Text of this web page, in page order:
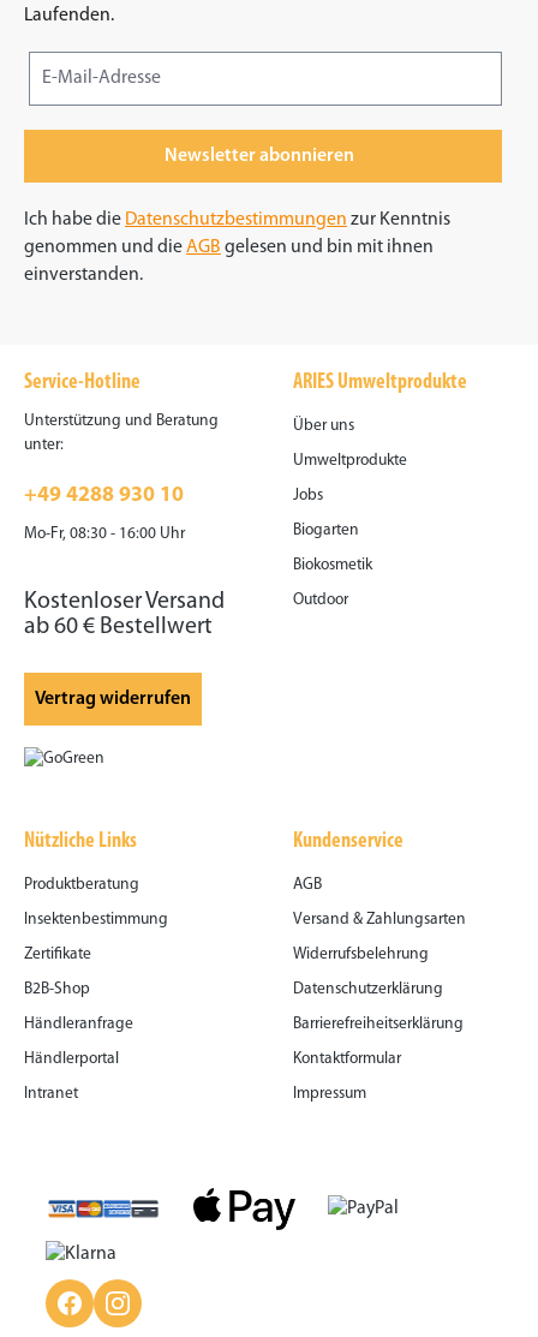
Laufenden.
Newsletter abonnieren
Ich habe die Datenschutzbestimmungen zur Kenntnis
genommen und dieAGB gelesen und bin mit ihnen
einverstanden.
Service-Hotline
Unterstützung und Beratung
unter:
+49 4288 930 10
Mo-Fr, 08:30 - 16:00 Uhr
Kostenloser Versand
ab 60 € Bestellwert
Vertrag widerrufen
ARIES Umweltprodukte
Über uns
Umweltprodukte
Jobs
Biogarten
Biokosmetik
Outdoor
Nützliche Links
Produktberatung
Insektenbestimmung
Zertifikate
B2B-Shop
Händleranfrage
Händlerportal
Intranet
Kundenservice
AGB
Versand & Zahlungsarten
Widerrufsbelehrung
Datenschutzerklärung
Barrierefreiheitserklärung
Kontaktformular
Impressum